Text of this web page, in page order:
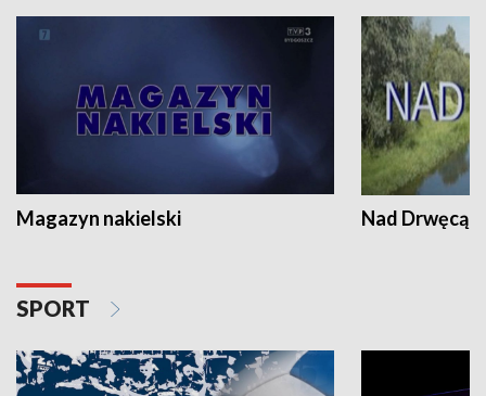
Magazyn nakielski Nad Drwęcą
SPORT